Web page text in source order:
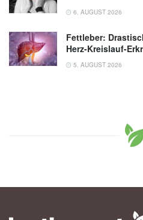
6. AUGUST 2026
Fettleber:
Herz-Kreislauf-
5. AUGUST 2026